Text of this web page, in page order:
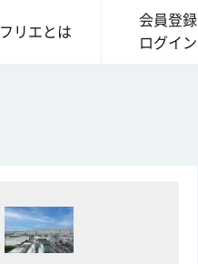
フリエとは
会員登録
ログイン